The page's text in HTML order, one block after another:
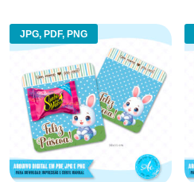
JPG, PDF, PNG